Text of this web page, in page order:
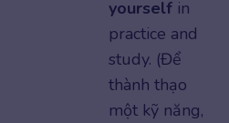
yourself in
practice and
study. (Để
thành thạo
một kỹ năng,